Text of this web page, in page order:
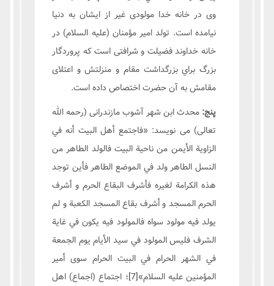
وی در خانه خدا مولودی غیر از ایشان به دنيا
نيامده است. تولد امير مؤمنان (علیه السلام) در
خانه خداوند فضيلت و شرافتى است كه پروردگار
بزرگ براي بزرگداشت مقام و منزلتش و اعتلای
مقامش به آن حضرت اختصاص داده است.
پنج:محدث ابن شهر آشوب مازندرانی (رحمه الله
تعالی) می نویسد: «فاجتمع أهل البيت أنه في
الزاوية الأيمن من ناحية البيت فالولد الطاهر من‏
النسل‏ الطاهر ولد في الموضع الطاهر فأين توجد
هذه الكرامة لغيره فأشرف البقاع الحرم و أشرف
الحرم المسجد و أشرف بقاع المسجد الكعبة و لم
يولد فيه مولود سواه فالمولود فيه يكون في غاية
الشرف فليس المولود في سيد الأيام يوم الجمعة
في الشهر الحرام في البيت الحرام سوى أمير
المؤمنين علیه السلام»[7] ؛ اجتماع (اجماع) اهل